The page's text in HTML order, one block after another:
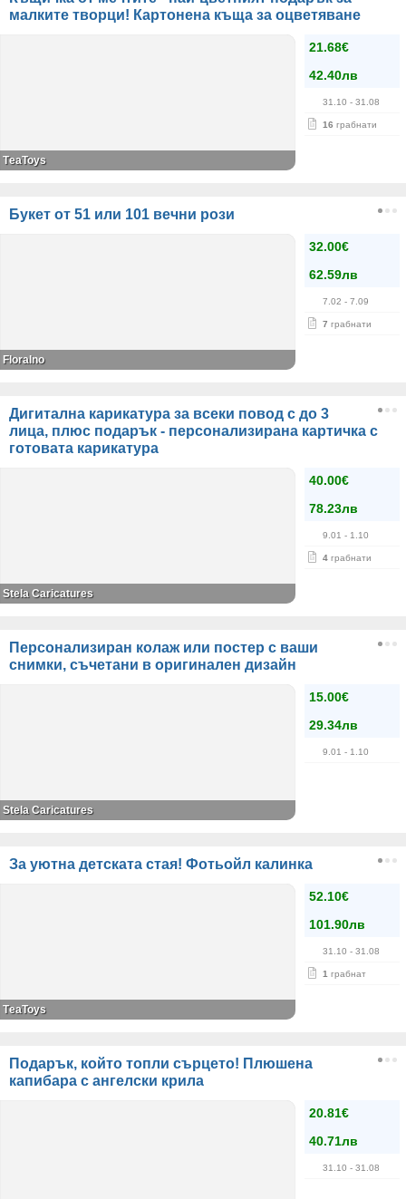
малките творци! Картонена къща за оцветяване
21.68€
42.40лв
31.10 - 31.08
16 грабнати
ТeaToys
Букет от 51 или 101 вечни рози
32.00€
62.59лв
7.02 - 7.09
7 грабнати
Floralno
Дигитална карикатура за всеки повод с до 3
лица, плюс подарък - персонализирана картичка с
готовата карикатура
40.00€
78.23лв
9.01 - 1.10
4 грабнати
Stela Caricatures
Персонализиран колаж или постер с ваши
снимки, съчетани в оригинален дизайн
15.00€
29.34лв
9.01 - 1.10
Stela Caricatures
За уютна детската стая! Фотьойл калинка
52.10€
101.90лв
31.10 - 31.08
1 грабнат
ТeaToys
Подарък, който топли сърцето! Плюшена
капибара с ангелски крила
20.81€
40.71лв
31.10 - 31.08